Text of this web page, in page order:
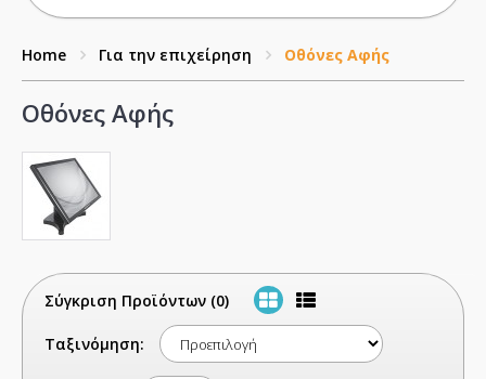
Home Για την επιχείρηση Οθόνες Αφής
Οθόνες Αφής
Σύγκριση Προϊόντων (0)
Ταξινόμηση: